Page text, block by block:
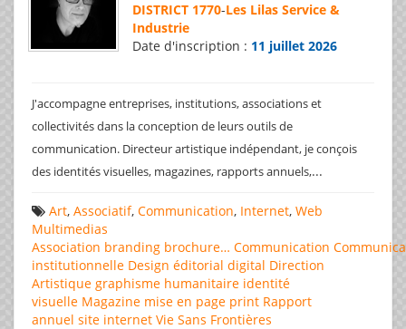
DISTRICT 1770-Les Lilas Service &
Industrie
Date d'inscription : 11 juillet 2026
J'accompagne entreprises, institutions, associations et
collectivités dans la conception de leurs outils de
communication. Directeur artistique indépendant, je conçois
des identités visuelles, magazines, rapports annuels,...
Art, Associatif, Communication, Internet, Web
Multimedias
Association branding brochure… Communication
institutionnelle Design éditorial digital Direction
Artistique graphisme humanitaire identité
visuelle Magazine mise en page print Rapport
annuel site internet Vie Sans Frontières